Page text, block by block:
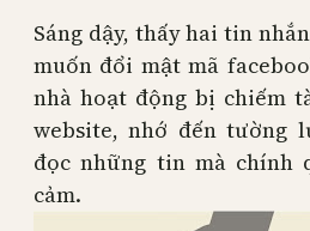
Sáng dậy, thấy hai tin
muốn đổi mật mã
nhà hoạt động bị chiếm
website, nhớ đến tường
đọc những tin mà chính
cảm.